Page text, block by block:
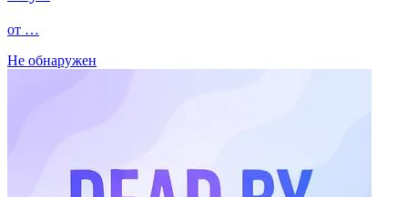
от …
Не обнаружен